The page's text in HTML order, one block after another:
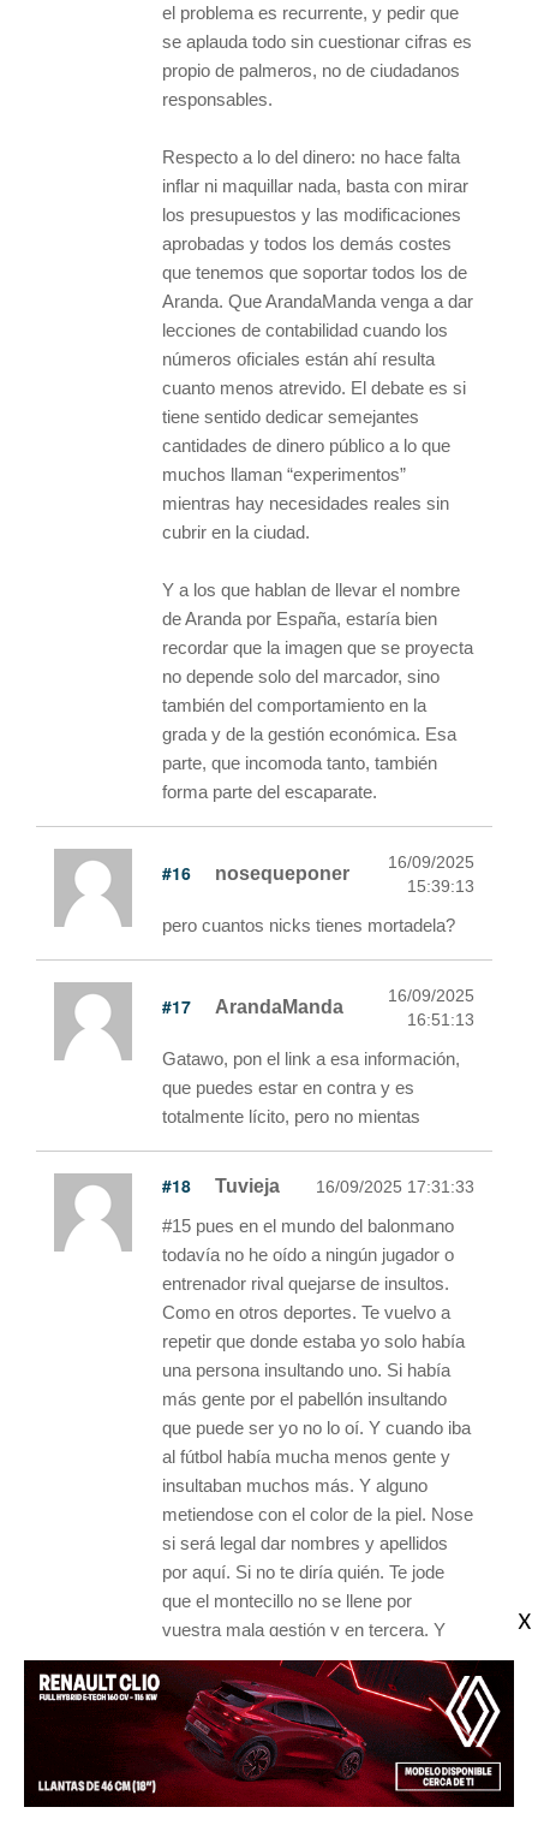
el problema es recurrente, y pedir que
se aplauda todo sin cuestionar cifras es
propio de palmeros, no de ciudadanos
responsables.
Respecto a lo del dinero: no hace falta
inflar ni maquillar nada, basta con mirar
los presupuestos y las modificaciones
aprobadas y todos los demás costes
que tenemos que soportar todos los de
Aranda. Que ArandaManda venga a dar
lecciones de contabilidad cuando los
números oficiales están ahí resulta
cuanto menos atrevido. El debate es si
tiene sentido dedicar semejantes
cantidades de dinero público a lo que
muchos llaman “experimentos”
mientras hay necesidades reales sin
cubrir en la ciudad.
Y a los que hablan de llevar el nombre
de Aranda por España, estaría bien
recordar que la imagen que se proyecta
no depende solo del marcador, sino
también del comportamiento en la
grada y de la gestión económica. Esa
parte, que incomoda tanto, también
forma parte del escaparate.
#16 nosequeponer
16/09/2025
15:39:13
pero cuantos nicks tienes mortadela?
#17 ArandaManda
16/09/2025
16:51:13
Gatawo, pon el link a esa información,
que puedes estar en contra y es
totalmente lícito, pero no mientas
#18 Tuvieja 16/09/2025 17:31:33
#15 pues en el mundo del balonmano
todavía no he oído a ningún jugador o
entrenador rival quejarse de insultos.
Como en otros deportes. Te vuelvo a
repetir que donde estaba yo solo había
una persona insultando uno. Si había
más gente por el pabellón insultando
que puede ser yo no lo oí. Y cuando iba
al fútbol había mucha menos gente y
insultaban muchos más. Y alguno
metiendose con el color de la piel. Nose
si será legal dar nombres y apellidos
por aquí. Si no te diría quién. Te jode
que el montecillo no se llene por
vuestra mala gestión y en tercera. Y
hechas pestes al resto de deportes de
Aranda. Y me contestas con le link que
te dé la gana. La ciclista sara la ha
convocado para correr el mundial. Y
eso que tú dijistes(con otro link) que el
deporte arandino estaba peor que